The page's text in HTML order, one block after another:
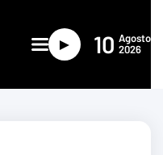
► 10 Agosto
2026